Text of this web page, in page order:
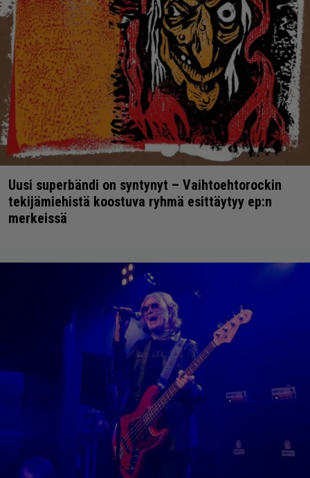
Uusi superbändi on syntynyt – Vaihtoehtorockin
tekijämiehistä koostuva ryhmä esittäytyy ep:n
merkeissä